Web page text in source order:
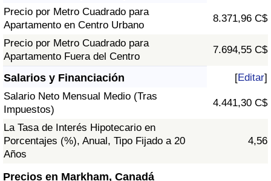
Precio por Metro Cuadrado para
Apartamento en Centro Urbano
8.371,96 C$
Precio por Metro Cuadrado para
Apartamento Fuera del Centro
7.694,55 C$
Salarios y Financiación [Editar]
Salario Neto Mensual Medio (Tras
Impuestos)
4.441,30 C$
La Tasa de Interés Hipotecario en
Porcentajes (%), Anual, Tipo Fijado a 20
Años
4,56
Precios en Markham, Canadá